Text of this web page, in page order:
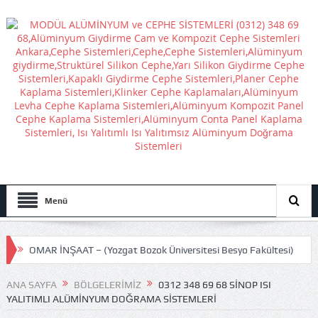
Menü
OMAR İNŞAAT – (Yozgat Bozok Üniversitesi Besyo Fakültesi)
GÜRSEL SELVİ İNŞAAT – (ETİMESGUT BELEDİYESİ ATATÜRK
STADI)
ANA SAYFA BÖLGELERIMIZ
0312 348 69 68 SINOP ISI
YALITIMLI ALÜMINYUM DOĞRAMA SISTEMLERI